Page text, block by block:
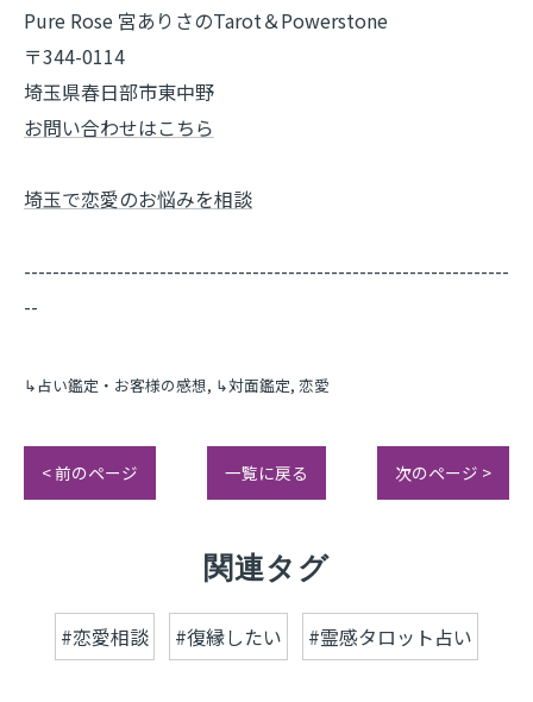
Pure Rose 宮ありさのTarot＆Powerstone
〒344-0114
埼玉県春日部市東中野
お問い合わせはこちら
埼玉で恋愛のお悩みを相談
--------------------------------------------------------------------
--
↳占い鑑定・お客様の感想 ↳対面鑑定 恋愛
< 前のページ 一覧に戻る 次のページ >
関連タグ
#恋愛相談 #復縁したい #霊感タロット占い